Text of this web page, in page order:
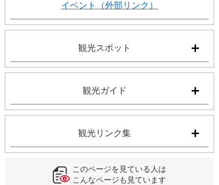
イベント（外部リンク）
観光スポット
観光ガイド
観光リンク集
このページを見ている人は
こんなページも見ています